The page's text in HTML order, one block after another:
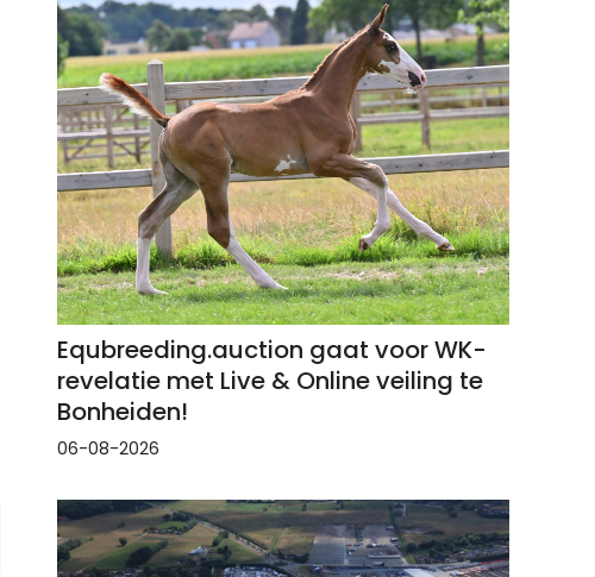
Equbreeding.auction gaat voor WK-
revelatie met Live & Online veiling te
Bonheiden!
06-08-2026